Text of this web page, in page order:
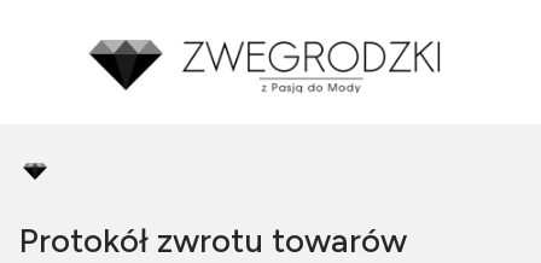
Protokół zwrotu towarów